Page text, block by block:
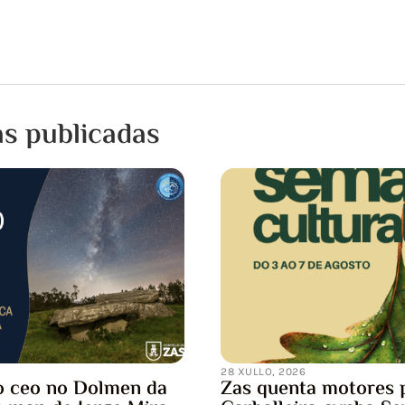
publicadas
para a
15 XULLO, 2026
Notificación de
programada da
eléctrica
UFD Informa: Estimado/
efectuar los trabajos de
desarrollo de la red